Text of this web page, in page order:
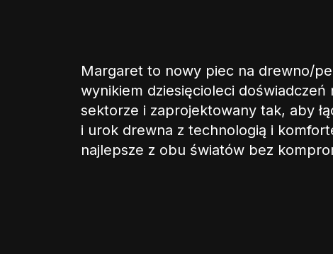
Margaret to nowy piec na drewno/
wynikiem dziesięcioleci doświadczeń
sektorze i zaprojektowany tak, aby
i urok drewna z technologią i
najlepsze z obu światów bez